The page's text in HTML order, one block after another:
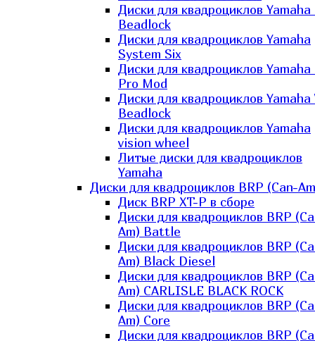
Диски для квадроциклов Yamaha
Beadlock
Диски для квадроциклов Yamaha
System Six
Диски для квадроциклов Yamaha
Pro Mod
Диски для квадроциклов Yamaha
Beadlock
Диски для квадроциклов Yamaha
vision wheel
Литые диски для квадроциклов
Yamaha
Диски для квадроциклов BRP (Can-
Диск BRP XT-P в сборе
Диски для квадроциклов BRP
Am) Battle
Диски для квадроциклов BRP
Am) Black Diesel
Диски для квадроциклов BRP
Am) CARLISLE BLACK ROCK
Диски для квадроциклов BRP
Am) Core
Диски для квадроциклов BRP